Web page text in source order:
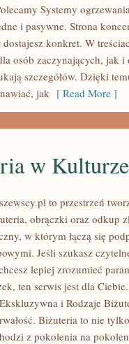
Systemy
i pasywne. Strona
dostajesz konkret. W
osób zaczynających, jak
szczegółów. Dzięki
jak [ Read More ]
w
to przestrzeń
obrączki oraz odkup
w którym łączą się
Jeśli szukasz
lepiej zrozumieć
ten serwis jest dla
i Rodzaje
Biżuteria to nie
z pokolenia na